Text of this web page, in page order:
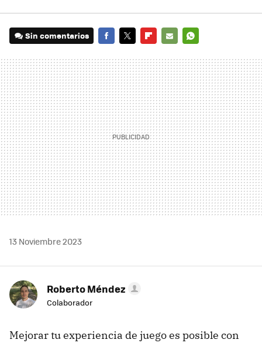
Sin comentarios
MAIL
13 Noviembre 2023
Roberto Méndez
Colaborador
Mejorar tu experiencia de juego es posible con